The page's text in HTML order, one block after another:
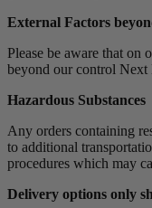
External Factors
Please be aware that on
beyond our control Next
Hazardous Substances
Any orders containing
to additional
procedures which may
Delivery options only